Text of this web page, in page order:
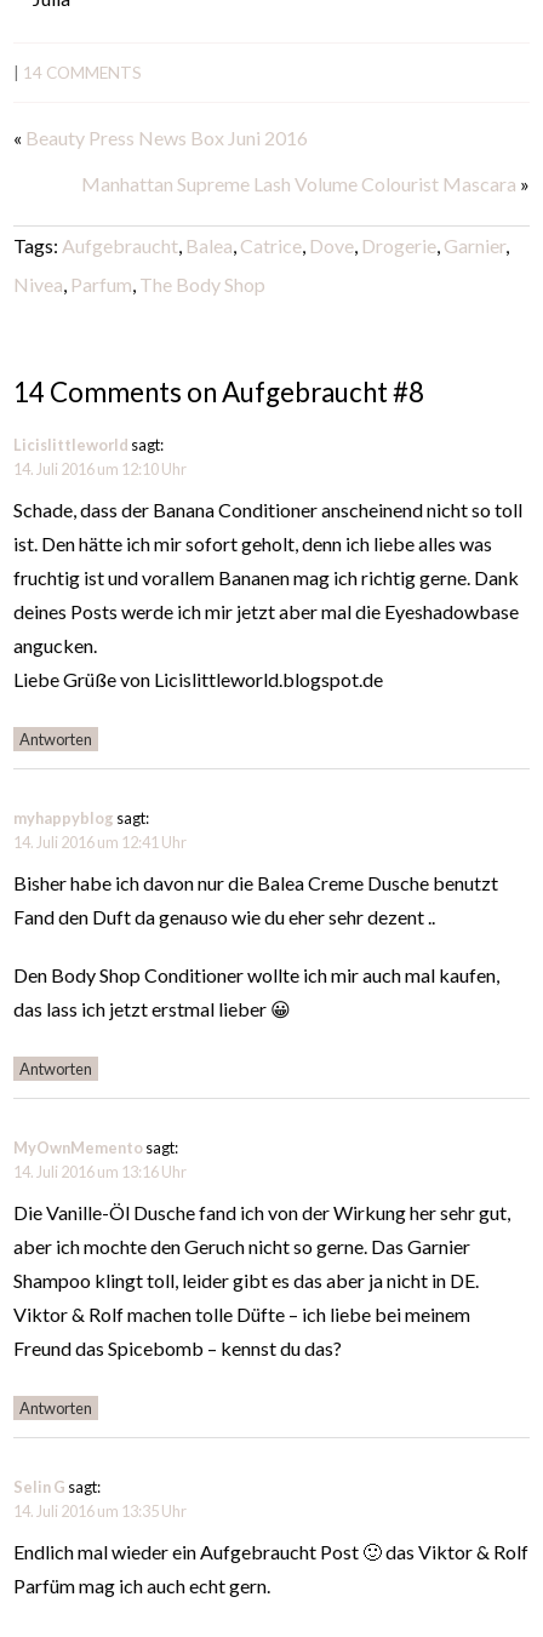
14 COMMENTS
« Beauty Press News Box Juni 2016
Manhattan Supreme Lash Volume Colourist Mascara »
Tags: Aufgebraucht, Balea, Catrice, Dove, Drogerie, Garnier,
Nivea, Parfum, The Body Shop
14 Comments on Aufgebraucht #8
Licislittleworld sagt:
14. Juli 2016 um 12:10 Uhr
Schade, dass der Banana Conditioner anscheinend nicht so toll
ist. Den hätte ich mir sofort geholt, denn ich liebe alles was
fruchtig ist und vorallem Bananen mag ich richtig gerne. Dank
deines Posts werde ich mir jetzt aber mal die Eyeshadowbase
angucken.
Liebe Grüße von Licislittleworld.blogspot.de
Antworten
myhappyblog sagt:
14. Juli 2016 um 12:41 Uhr
Bisher habe ich davon nur die Balea Creme Dusche benutzt
Fand den Duft da genauso wie du eher sehr dezent ..
Den Body Shop Conditioner wollte ich mir auch mal kaufen,
das lass ich jetzt erstmal lieber 😀
Antworten
MyOwnMementosagt:
14. Juli 2016 um 13:16 Uhr
Die Vanille-Öl Dusche fand ich von der Wirkung her sehr gut,
aber ich mochte den Geruch nicht so gerne. Das Garnier
Shampoo klingt toll, leider gibt es das aber ja nicht in DE.
Viktor & Rolf machen tolle Düfte – ich liebe bei meinem
Freund das Spicebomb – kennst du das?
Antworten
Selin G sagt:
14. Juli 2016 um 13:35 Uhr
Endlich mal wieder ein Aufgebraucht Post 🙂 das Viktor & Rolf
Parfüm mag ich auch echt gern.